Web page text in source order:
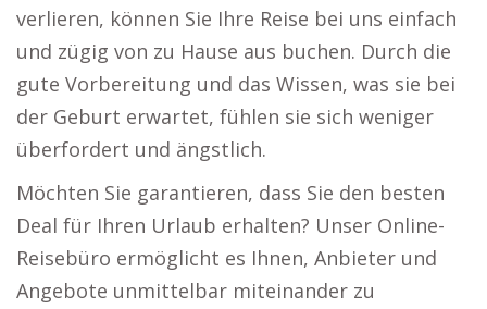
verlieren, können Sie Ihre Reise bei uns einfach
und zügig von zu Hause aus buchen. Durch die
gute Vorbereitung und das Wissen, was sie bei
der Geburt erwartet, fühlen sie sich weniger
überfordert und ängstlich.
Möchten Sie garantieren, dass Sie den besten
Deal für Ihren Urlaub erhalten? Unser Online-
Reisebüro ermöglicht es Ihnen, Anbieter und
Angebote unmittelbar miteinander zu